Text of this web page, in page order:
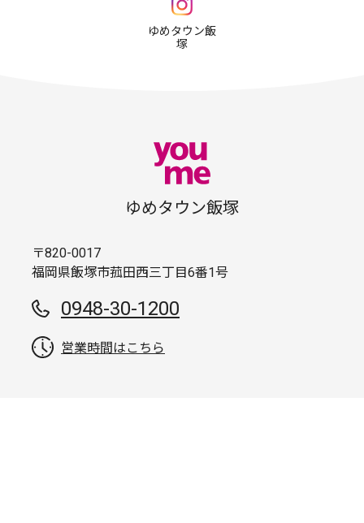
ゆめタウン飯
塚
ゆめタウン飯塚
〒820-0017
福岡県飯塚市菰田西三丁目6番1号
0948-30-1200
営業時間はこちら